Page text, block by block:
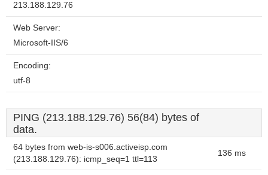
213.188.129.76
Web Server:
Microsoft-IIS/6
Encoding:
utf-8
PING (213.188.129.76) 56(84) bytes of
data.
64 bytes from web-is-s006.activeisp.com
(213.188.129.76): icmp_seq=1 ttl=113
136 ms